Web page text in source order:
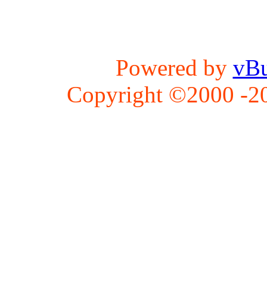
Powered by
Copyright ©2000 -